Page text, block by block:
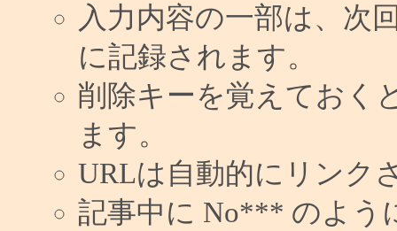
入力内容の一部は、次
に記録されます。
削除キーを覚えておく
ます。
URLは自動的にリンク
記事中に No*** のよう